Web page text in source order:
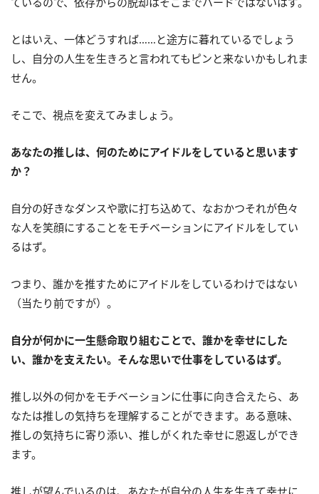
とはいえ、一体どうすれば……と途方に暮れているでしょう
し、自分の人生を生きろと言われてもピンと来ないかもしれま
せん。
そこで、視点を変えてみましょう。
あなたの推しは、何のためにアイドルをしていると思います
か？
自分の好きなダンスや歌に打ち込めて、なおかつそれが色々
な人を笑顔にすることをモチベーションにアイドルをしてい
るはず。
つまり、誰かを推すためにアイドルをしているわけではない
（当たり前ですが）。
自分が何かに一生懸命取り組むことで、誰かを幸せにした
い、誰かを支えたい。そんな思いで仕事をしているはず。
推し以外の何かをモチベーションに仕事に向き合えたら、あ
なたは推しの気持ちを理解することができます。ある意味、
推しの気持ちに寄り添い、推しがくれた幸せに恩返しができ
ます。
推しが望んでいるのは、あなたが自分の人生を生きて幸せに